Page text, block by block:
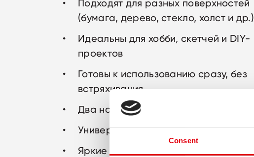
Consent
Подходят для разных поверхностей
(бумага, дерево, стекло, холст и др.)
Идеальны для хобби, скетчей и DIY-
проектов
Готовы к использованию сразу, без
встряхивания
Два наконечника: кисть и конус
Универсальное применение
Яркие и насыщенные цвета